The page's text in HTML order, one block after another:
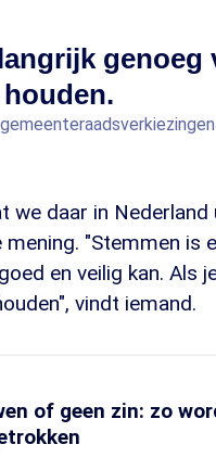
genoeg
we daar in
"Stemmen is
en veilig kan. Als
vindt iemand.
of geen zin: zo